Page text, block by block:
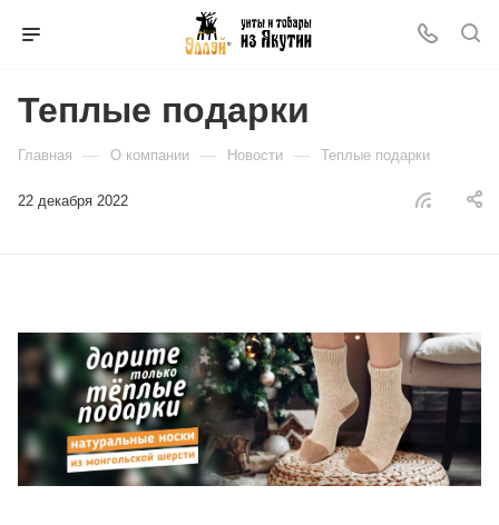
Теплые подарки
Главная — О компании — Новости — Теплые подарки
22 декабря 2022